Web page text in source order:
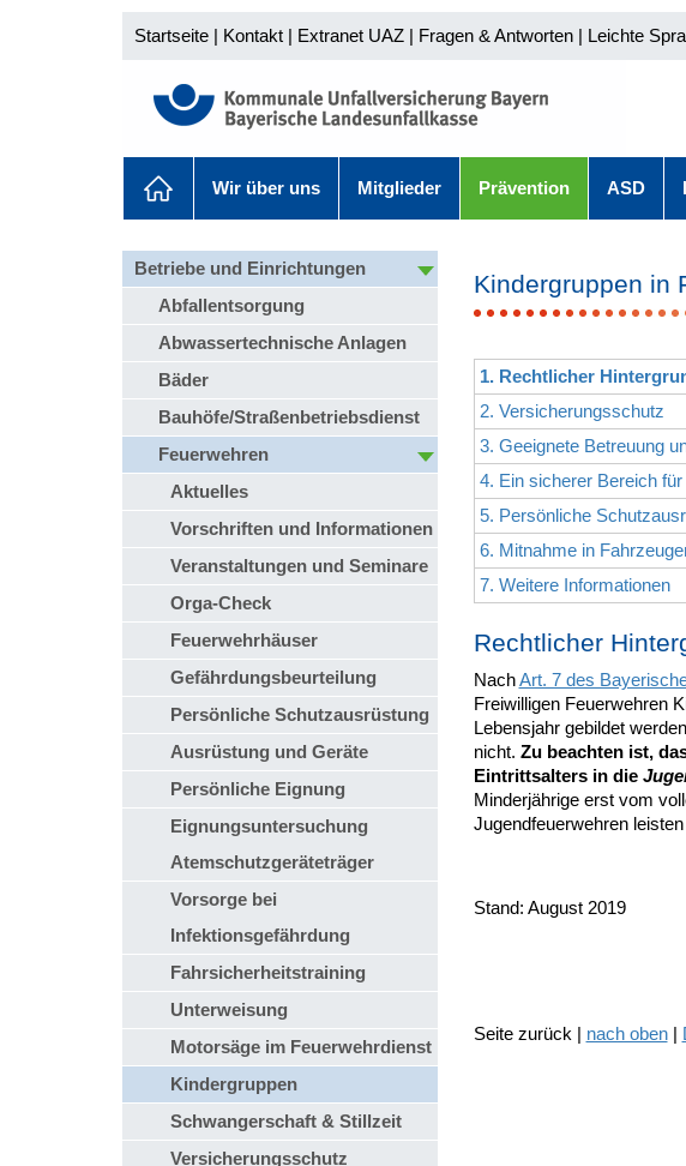
Startseite | Kontakt | Extranet UAZ | Fragen & Antworten | Leichte
Wir über uns Mitglieder Prävention ASD
Betriebe und Einrichtungen
Abfallentsorgung
Abwassertechnische Anlagen
Bäder
Bauhöfe/Straßenbetriebsdienst
Feuerwehren
Aktuelles
Vorschriften und Informationen
Veranstaltungen und Seminare
Orga-Check
Feuerwehrhäuser
Gefährdungsbeurteilung
Persönliche Schutzausrüstung
Ausrüstung und Geräte
Persönliche Eignung
Eignungsuntersuchung
Atemschutzgeräteträger
Vorsorge bei
Infektionsgefährdung
Fahrsicherheitstraining
Unterweisung
Motorsäge im Feuerwehrdienst
Kindergruppen
Schwangerschaft & Stillzeit
Versicherungsschutz
Kindergruppen in
1. Rechtlicher
2. Versicherungsschutz
3. Geeignete Betreuung
4. Ein sicherer Bereich
5. Persönliche
6. Mitnahme in
7. Weitere Informationen
Rechtlicher
NachArt. 7 des
Freiwilligen Feuerwehren
Lebensjahr gebildet
nicht. Zu beachten ist,
Eintrittsalters in die
Minderjährige erst vom
Jugendfeuerwehren
Stand: August 2019
Seite zurück | nach oben|